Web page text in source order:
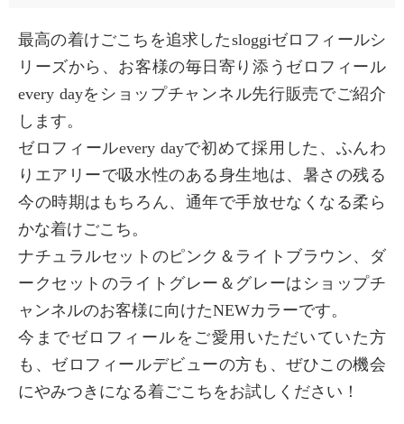
× 商品紹介
最高の着けごこちを追求したsloggiゼロフィールシ
リーズから、お客様の毎日寄り添うゼロフィール
every dayをショップチャンネル先行販売でご紹介
します。
ゼロフィールevery dayで初めて採用した、ふんわ
りエアリーで吸水性のある身生地は、暑さの残る
今の時期はもちろん、通年で手放せなくなる柔ら
かな着けごこち。
ナチュラルセットのピンク＆ライトブラウン、ダ
ークセットのライトグレー＆グレーはショップチ
ャンネルのお客様に向けたNEWカラーです。
今までゼロフィールをご愛用いただいていた方
も、ゼロフィールデビューの方も、ぜひこの機会
にやみつきになる着ごこちをお試しください！